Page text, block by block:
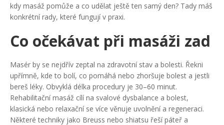
kdy masáž pomůže a co udělat ještě ten samý den? Tady máš
konkrétní rady, které fungují v praxi.
Co očekávat při masáži zad
Masér by se nejdřív zeptal na zdravotní stav a bolesti. Řekni
upřímně, kde to bolí, co pomáhá nebo zhoršuje bolest a jestli
bereš léky. Obvyklá délka procedury je 30–60 minut.
Rehabilitační masáž cílí na svalové dysbalance a bolest,
klasická nebo relaxační se více věnuje uvolnění a regeneraci.
Některé techniky jako Breuss nebo shiatsu řeší páteř a